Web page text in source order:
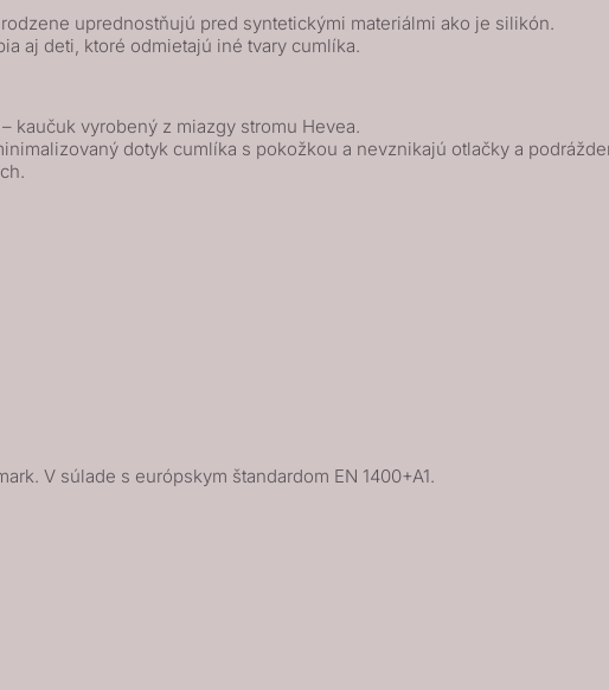
uprednostňujú pred syntetickými materiálmi ako je silikón.
aj deti, ktoré odmietajú iné tvary cumlíka.
kaučuk vyrobený z miazgy stromu Hevea.
dotyk cumlíka s pokožkou a nevznikajú otlačky a
V súlade s európskym štandardom EN 1400+A1.